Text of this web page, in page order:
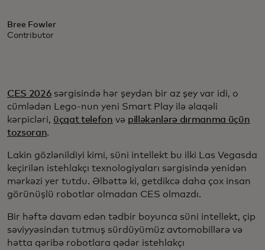
Bree Fowler
Contributor
CES 2026 sərgisində hər şeydən bir az şey var idi, o
cümlədən Lego-nun yeni Smart Play ilə əlaqəli
kərpicləri, üçqat telefon və pilləkənlərə dırmanma üçün
tozsoran.
Lakin gözlənildiyi kimi, süni intellekt bu ilki Las Vegasda
keçirilən istehlakçı texnologiyaları sərgisində yenidən
mərkəzi yer tutdu. Əlbəttə ki, getdikcə daha çox insan
görünüşlü robotlar olmadan CES olmazdı.
Bir həftə davam edən tədbir boyunca süni intellekt, çip
səviyyəsindən tutmuş sürdüyümüz avtomobillərə və
hətta qəribə robotlara qədər istehlakçı